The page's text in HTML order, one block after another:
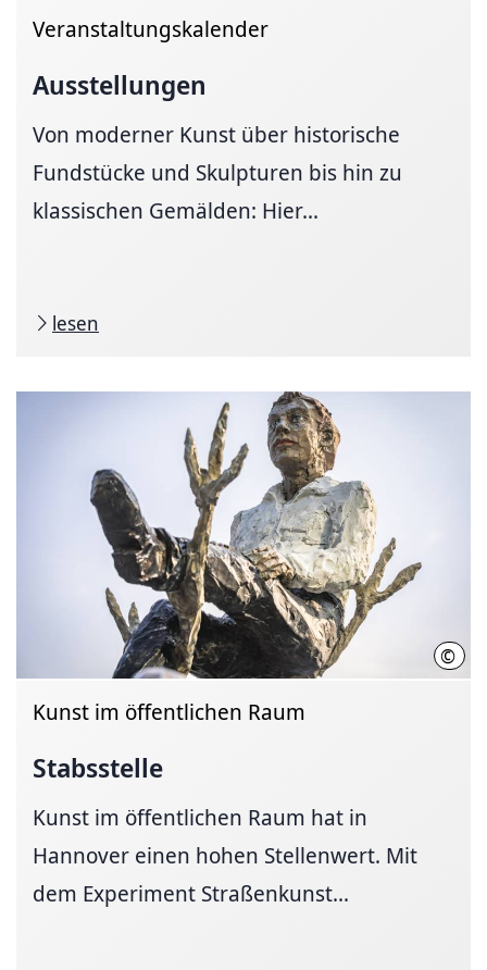
Veranstaltungskalender
Ausstellungen
Von moderner Kunst über historische
Fundstücke und Skulpturen bis hin zu
klassischen Gemälden: Hier...
lesen
©
Kunst im öffentlichen Raum
Stabsstelle
Kunst im öffentlichen Raum hat in
Hannover einen hohen Stellenwert. Mit
dem Experiment Straßenkunst...